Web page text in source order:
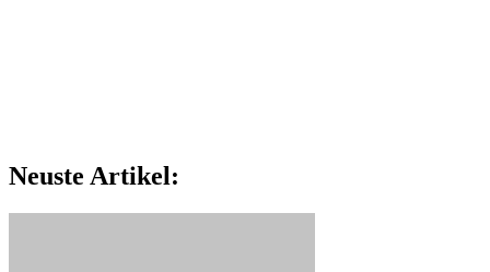
Neuste Artikel: